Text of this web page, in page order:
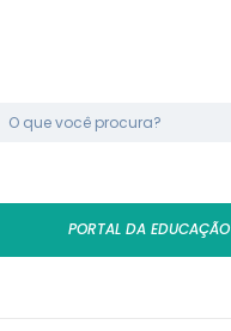
PORTAL DA EDUCAÇÃO